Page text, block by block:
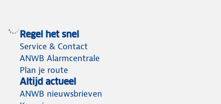
Regel het snel
Service & Contact
ANWB Alarmcentrale
Plan je route
Altijd actueel
ANWB nieuwsbrieven